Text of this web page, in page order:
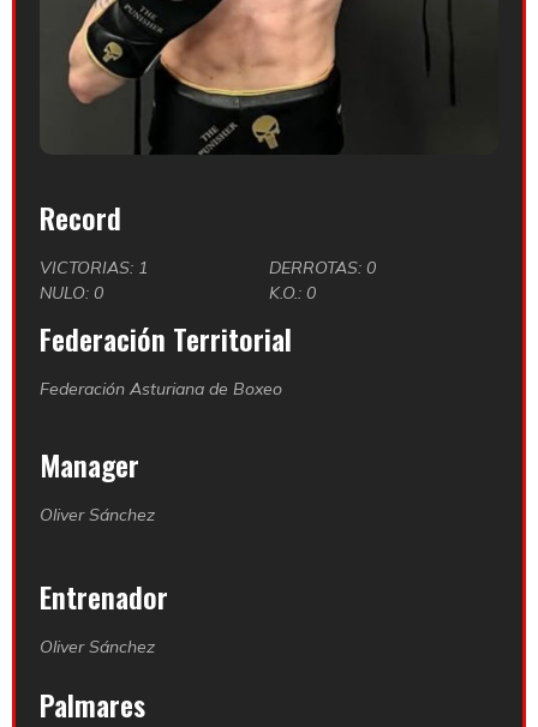
Record
VICTORIAS: 1
DERROTAS: 0
NULO: 0
K.O.: 0
Federación Territorial
Federación Asturiana de Boxeo
Manager
Oliver Sánchez
Entrenador
Oliver Sánchez
Palmares